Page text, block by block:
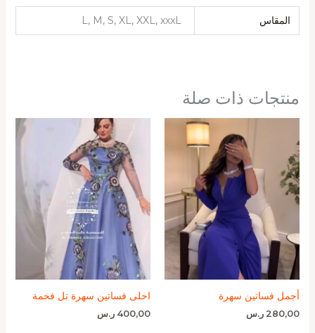
المقاس L, M, S, XL, XXL, xxxL
منتجات ذات صلة
أجمل فساتين سهرة
280,00 ر.س
احلى فساتين سهرة تل فخمة
400,00 ر.س